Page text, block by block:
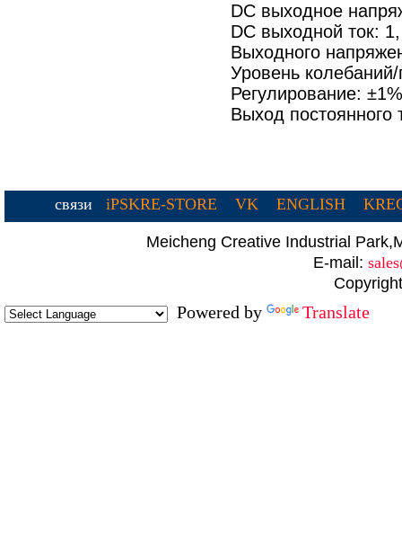
DC выходное
DC выходной ток:
Выходного
Уровень
Регулирование:
Выход постоянного
связи iPSKRE-STORE VK ENGLISH
Meicheng Creative Industrial
E-mail:
Powered by Translate